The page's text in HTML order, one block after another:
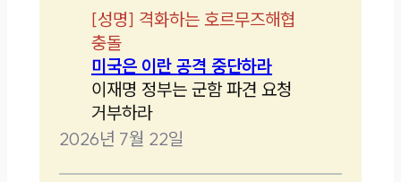
[성명] 격화하는 호르무즈해협
충돌
미국은 이란 공격 중단하라
이재명 정부는 군함 파견 요청
거부하라
2026년 7월 22일